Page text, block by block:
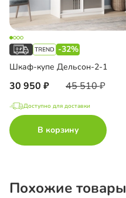
-32%
Шкаф-купе Дельсон-2-1
30 950 45 510
Доступно для доставки
В корзину
Похожие товары